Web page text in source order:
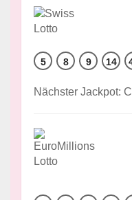
5 8 9 14
Nächster Jackpot: